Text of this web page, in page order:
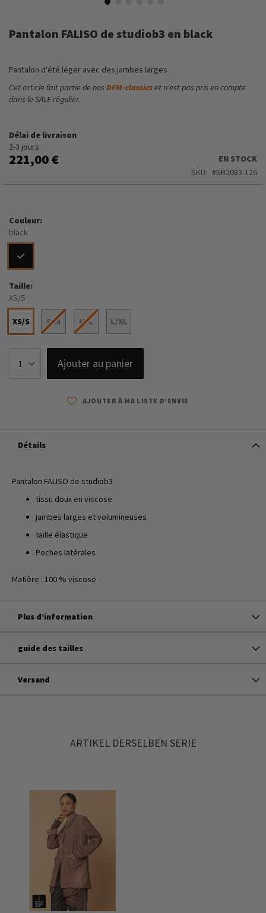
the
the
images
gallery
Pantalon FALISO de studiob3 en black
Pantalon d'été léger avec des jambes larges
Cet article fait partie de nos DFM-classicset n'est pas pris en compte
dans le SALE régulier.
Délai de livraison
2-3 jours
221,00 €
EN STOCK
SKU
NB2083-126
Couleur
black
Taille
XS/S
XS/S S/M M/L L/XL
Ajouter au panier
AJOUTER À MA LISTE D’ENVIE
Détails
Pantalon FALISO de studiob3
tissu doux en viscose
jambes larges et volumineuses
taille élastique
Poches latérales
Matière : 100 % viscose
Plus d’information
guide des tailles
Versand
ARTIKEL DERSELBEN SERIE